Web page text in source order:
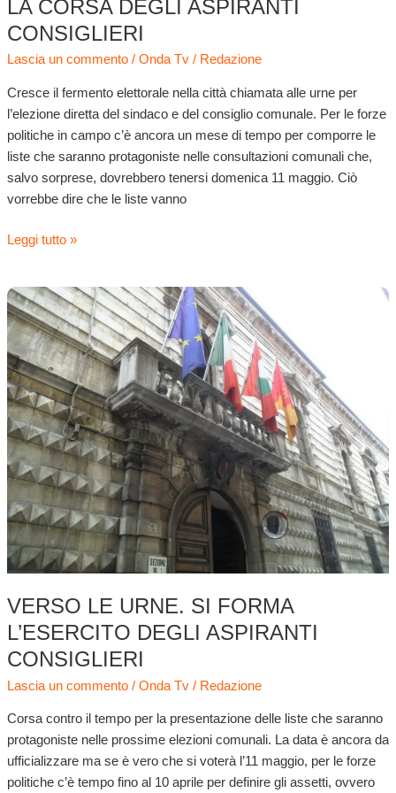
LA CORSA DEGLI ASPIRANTI
CONSIGLIERI
Lascia un commento / Onda Tv/ Redazione
Cresce il fermento elettorale nella città chiamata alle urne per
l’elezione diretta del sindaco e del consiglio comunale. Per le forze
politiche in campo c’è ancora un mese di tempo per comporre le
liste che saranno protagoniste nelle consultazioni comunali che,
salvo sorprese, dovrebbero tenersi domenica 11 maggio. Ciò
vorrebbe dire che le liste vanno
Leggi tutto »
VERSO LE URNE. SI FORMA
L’ESERCITO DEGLI ASPIRANTI
CONSIGLIERI
Lascia un commento / Onda Tv/ Redazione
Corsa contro il tempo per la presentazione delle liste che saranno
protagoniste nelle prossime elezioni comunali. La data è ancora da
ufficializzare ma se è vero che si voterà l’11 maggio, per le forze
politiche c’è tempo fino al 10 aprile per definire gli assetti, ovvero
Verso
le
urne.
Si
forma
l’esercito
degli
aspiranti
consiglieri